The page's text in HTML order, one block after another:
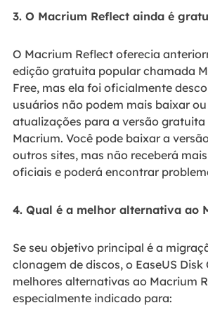
3. O Macrium Reflect ainda é
O Macrium Reflect oferecia
edição gratuita popular chamada
Free, mas ela foi oficialmente
usuários não podem mais baixar
atualizações para a versão
Macrium. Você pode baixar a
outros sites, mas não receberá
oficiais e poderá encontrar
4. Qual é a melhor alternativa ao
Se seu objetivo principal é a
clonagem de discos, o EaseUS Disk
melhores alternativas ao Macrium
especialmente indicado para: